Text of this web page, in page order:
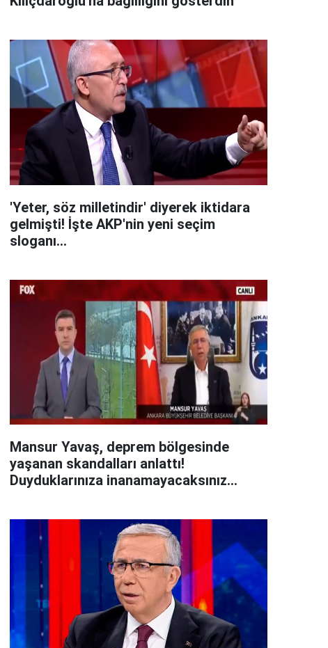
'Yeter, söz milletindir' diyerek iktidara
gelmişti! İşte AKP'nin yeni seçim
sloganı...
Mansur Yavaş, deprem bölgesinde
yaşanan skandalları anlattı!
Duyduklarınıza inanamayacaksınız...